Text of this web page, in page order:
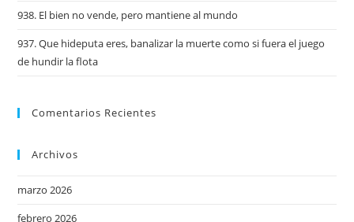
938. El bien no vende, pero mantiene al mundo
937. Que hideputa eres, banalizar la muerte como si fuera el juego
de hundir la flota
Comentarios Recientes
Archivos
marzo 2026
febrero 2026